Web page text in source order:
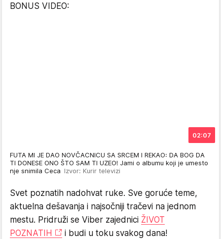
BONUS VIDEO:
02:07
FUTA MI JE DAO NOVČACNICU SA SRCEM I REKAO: DA BOG DA
TI DONESE ONO ŠTO SAM TI UZEO! Jami o albumu koji je umesto
nje snimila Ceca Izvor: Kurir televizi
Svet poznatih nadohvat ruke. Sve goruće teme,
aktuelna dešavanja i najsočniji tračevi na jednom
mestu. Pridruži se Viber zajednici ŽIVOT
POZNATIH
i budi u toku svakog dana!